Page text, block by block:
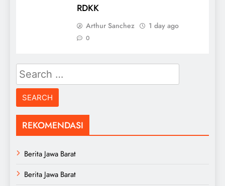
RDKK
Arthur Sanchez 1 day ago
0
Search
for:
REKOMENDASI
Berita Jawa Barat
Berita Jawa Barat